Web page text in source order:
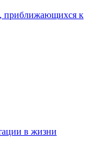
приближающихся к
в жизни